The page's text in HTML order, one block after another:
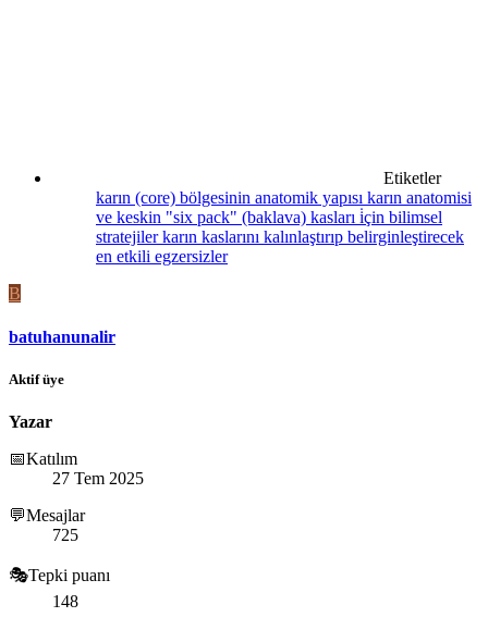
Etiketler
karın (core) bölgesinin anatomik yapısı karın anatomisi
ve keskin "six pack" (baklava) kasları i̇çin bilimsel
stratejilerkarın kaslarını kalınlaştırıp belirginleştirecek
en etkili egzersizler
B
batuhanunalir
Aktif üye
Yazar
📅Katılım
27 Tem 2025
💬Mesajlar
725
🎭Tepki puanı
148